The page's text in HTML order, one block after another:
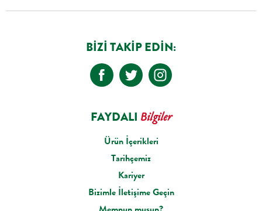
BIZI TAKIP EDIN:
FAYDALI Bilgiler
Ürün İçerikleri
Tarihçemiz
Kariyer
Bizimle İletişime Geçin